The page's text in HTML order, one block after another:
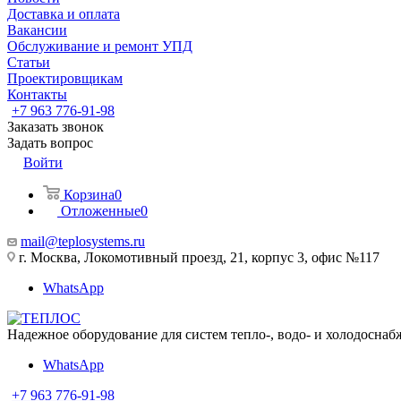
Доставка и оплата
Вакансии
Обслуживание и ремонт УПД
Статьи
Проектировщикам
Контакты
+7 963 776-91-98
Заказать звонок
Задать вопрос
Войти
Корзина0
Отложенные0
mail@teplosystems.ru
г. Москва, Локомотивный проезд, 21, корпус 3, офис №117
WhatsApp
Надежное оборудование для систем тепло-, водо- и
WhatsApp
+7 963 776-91-98